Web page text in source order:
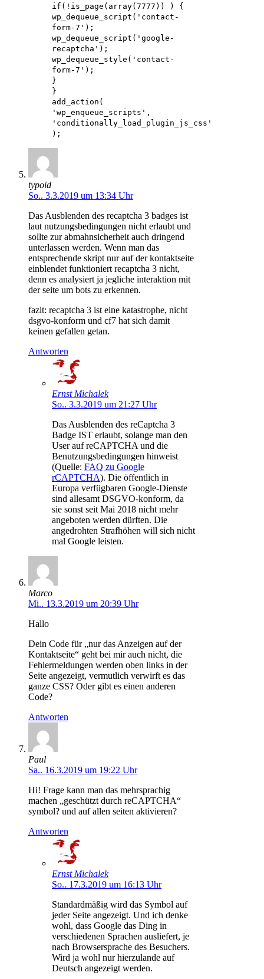
if(!is_page(array(7777)) ) {
wp_dequeue_script('contact-
form-7');
wp_dequeue_script('google-
recaptcha');
wp_dequeue_style('contact-
form-7');
}
}
add_action(
'wp_enqueue_scripts',
'conditionally_load_plugin_js_css'
);
typoid
So.. 3.3.2019 um 13:34 Uhr
Das Ausblenden des recaptcha 3 badges ist
laut nutzungsbedingungen nicht erlaubt und
sollte zur abmahnsicherheit auch dringend
unterlassen werden. Wenn man das
entsprechende skript nur auf der kontaktseite
einblendet funktioniert recaptcha 3 nicht,
denn es analysiert ja jegliche interaktion mit
der seite um bots zu erkennen.
fazit: recaptcha 3 ist eine katastrophe, nicht
dsgvo-konform und cf7 hat sich damit
keinen gefallen getan.
Antworten
Ernst Michalek
So.. 3.3.2019 um 21:27 Uhr
Das Ausblenden des reCaptcha 3
Badge IST erlaubt, solange man den
User auf reCAPTCHA und die
Benutzungsbedingungen hinweist
(Quelle: FAQ zu Google
rCAPTCHA). Die öffentlich in
Europa verfügbaren Google-Dienste
sind allesamt DSGVO-konform, da
sie sonst seit Mai 2018 nicht mehr
angeboten werden dürften. Die
angedrohten Strafhöhen will sich nicht
mal Google leisten.
Marco
Mi.. 13.3.2019 um 20:39 Uhr
Hallo
Dein Code für „nur das Anzeigen auf der
Kontaktseite“ geht bei mir auch nicht, die
Fehlermeldungen werden oben links in der
Seite angezeigt, vermutlich verwirft es das
ganze CSS? Oder gibt es einen anderen
Code?
Antworten
Paul
Sa.. 16.3.2019 um 19:22 Uhr
Hi! Frage kann man das mehrsprachig
machen „geschützt durch reCAPTCHA“
symbol? und auf allen seiten aktivieren?
Antworten
Ernst Michalek
So.. 17.3.2019 um 16:13 Uhr
Standardmäßig wird das Symbol auf
jeder Seite angezeigt. Und ich denke
wohl, dass Google das Ding in
verschiedenen Sprachen ausliefert, je
nach Browsersprache des Besuchers.
Wird ja wohl nur hierzulande auf
Deutsch angezeigt werden.